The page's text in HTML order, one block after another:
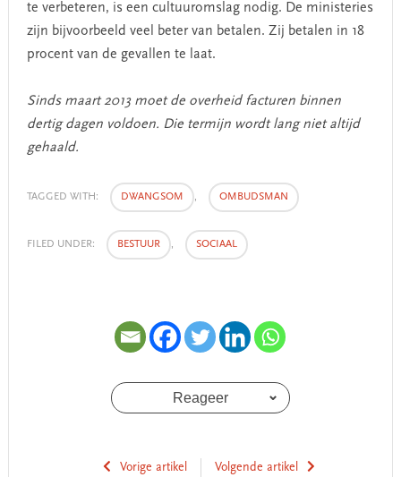
te verbeteren, is een cultuuromslag nodig. De ministeries
zijn bijvoorbeeld veel beter van betalen. Zij betalen in 18
procent van de gevallen te laat.
Sinds maart 2013 moet de overheid facturen binnen
dertig dagen voldoen. Die termijn wordt lang niet altijd
gehaald.
TAGGED WITH: DWANGSOM , OMBUDSMAN
FILED UNDER: BESTUUR , SOCIAAL
Reageer
Vorige artikel
Volgende artikel